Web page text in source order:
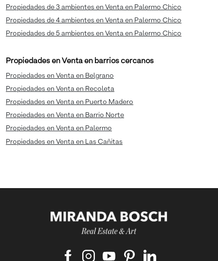
Propiedades de 3 ambientes en Venta en Palermo Chico
Propiedades de 4 ambientes en Venta en Palermo Chico
Propiedades de 5 ambientes en Venta en Palermo Chico
Propiedades en Venta en barrios cercanos
Propiedades en Venta en Belgrano
Propiedades en Venta en Recoleta
Propiedades en Venta en Puerto Madero
Propiedades en Venta en Barrio Norte
Propiedades en Venta en Palermo
Propiedades en Venta en Las Cañitas